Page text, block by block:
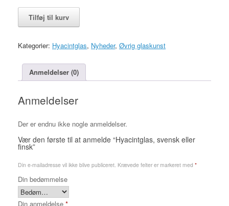
Hyacintglas,
svensk
antal
Tilføj til kurv
Kategorier: Hyacintglas, Nyheder, Øvrig glaskunst
Anmeldelser (0)
Anmeldelser
Der er endnu ikke nogle anmeldelser.
Vær den første til at anmelde “Hyacintglas, svensk eller
finsk”
Din e-mailadresse vil ikke blive publiceret. Krævede felter er markeret med *
Din bedømmelse
Din anmeldelse *